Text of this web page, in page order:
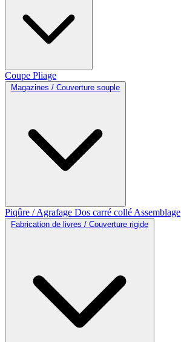
Coupe Pliage
Magazines / Couverture souple
Piqûre / Agrafage Dos carré collé Assemblage
Fabrication de livres / Couverture rigide